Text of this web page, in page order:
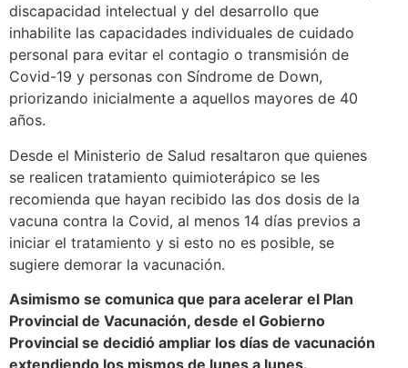
discapacidad intelectual y del desarrollo que
inhabilite las capacidades individuales de cuidado
personal para evitar el contagio o transmisión de
Covid-19 y personas con Síndrome de Down,
priorizando inicialmente a aquellos mayores de 40
años.
Desde el Ministerio de Salud resaltaron que quienes
se realicen tratamiento quimioterápico se les
recomienda que hayan recibido las dos dosis de la
vacuna contra la Covid, al menos 14 días previos a
iniciar el tratamiento y si esto no es posible, se
sugiere demorar la vacunación.
Asimismo se comunica que para acelerar el Plan
Provincial de Vacunación, desde el Gobierno
Provincial se decidió ampliar los días de vacunación